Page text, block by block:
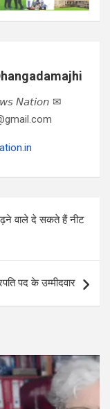
𝘕𝘢𝘵𝘪𝘰𝘯 ✉
वाले दे सकते हैं नीट
पद के उम्मीदवार